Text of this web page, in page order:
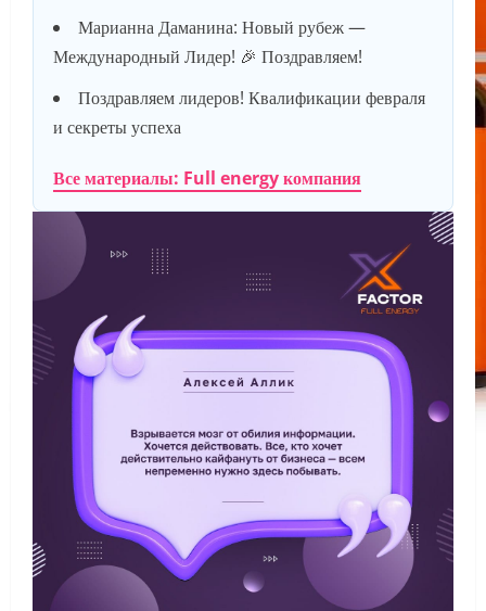
Марианна Даманина: Новый рубеж —
Международный Лидер! 🎉 Поздравляем!
Поздравляем лидеров! Квалификации февраля
и секреты успеха
Все материалы: Full energy компания